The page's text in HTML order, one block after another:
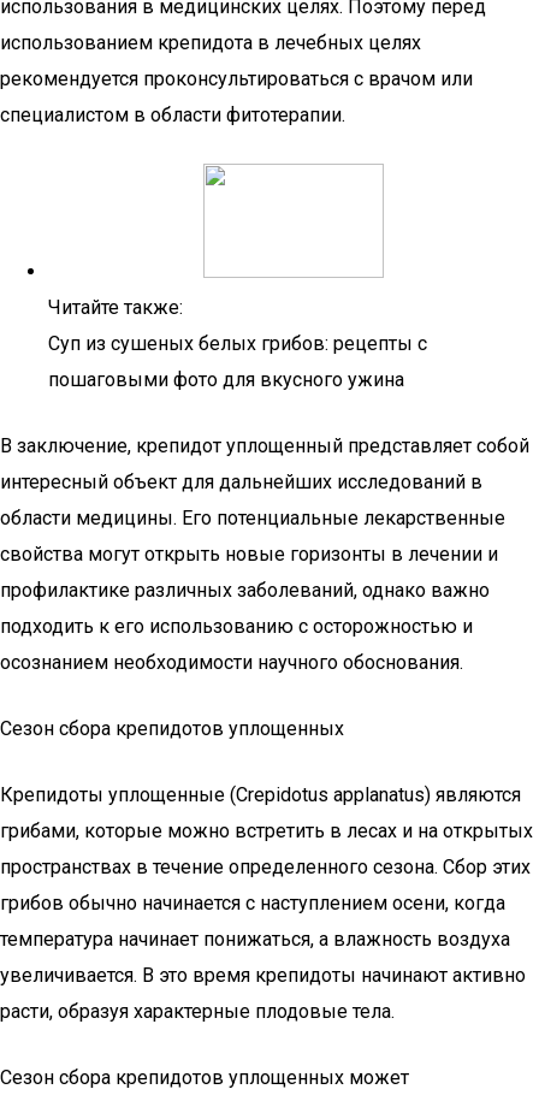
использования в медицинских целях. Поэтому перед
использованием крепидота в лечебных целях
рекомендуется проконсультироваться с врачом или
специалистом в области фитотерапии.
Читайте также:
Суп из сушеных белых грибов: рецепты с
пошаговыми фото для вкусного ужина
В заключение, крепидот уплощенный представляет собой
интересный объект для дальнейших исследований в
области медицины. Его потенциальные лекарственные
свойства могут открыть новые горизонты в лечении и
профилактике различных заболеваний, однако важно
подходить к его использованию с осторожностью и
осознанием необходимости научного обоснования.
Сезон сбора крепидотов уплощенных
Крепидоты уплощенные (Crepidotus applanatus) являются
грибами, которые можно встретить в лесах и на открытых
пространствах в течение определенного сезона. Сбор этих
грибов обычно начинается с наступлением осени, когда
температура начинает понижаться, а влажность воздуха
увеличивается. В это время крепидоты начинают активно
расти, образуя характерные плодовые тела.
Сезон сбора крепидотов уплощенных может